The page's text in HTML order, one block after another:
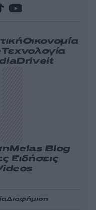
Οικονομία
Τεχνολογία
Driveit
Melas Blog
Ειδήσεις
Διαφήμιση